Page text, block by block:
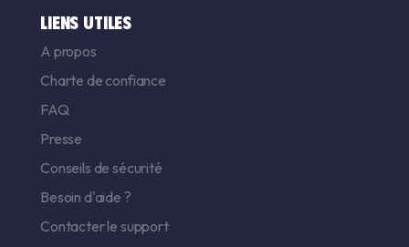
LIENS UTILES
A propos
Charte de confiance
FAQ
Presse
Conseils de sécurité
Besoin d'aide ?
Contacter le support